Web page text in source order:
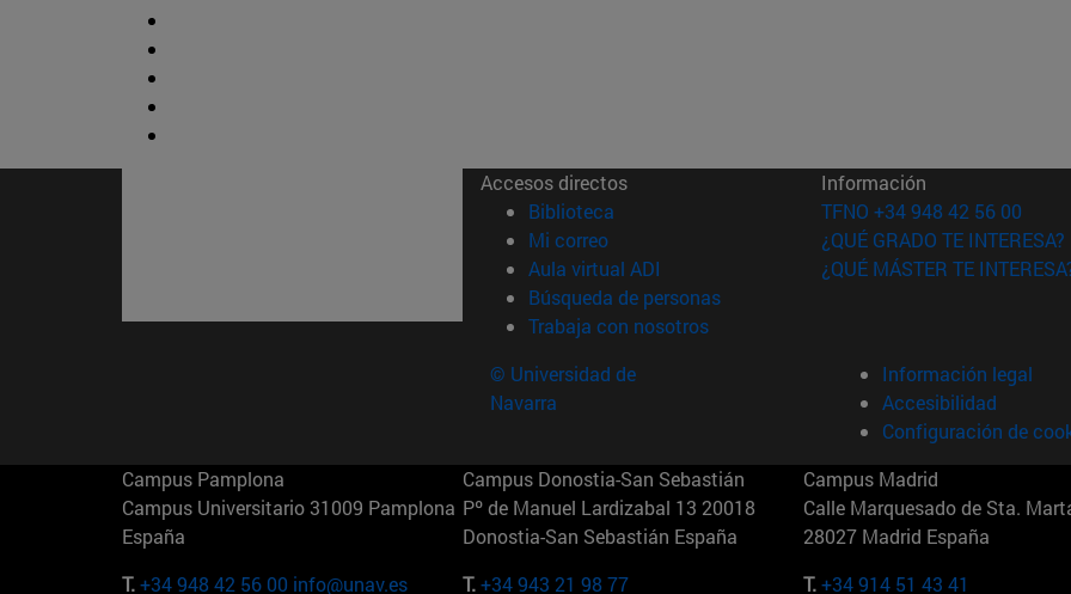
Accesos directos
Biblioteca (abre en nueva ventana)
Mi correo(abre en nueva ventana)
Aula virtual ADI (abre en nueva ventana)
Búsqueda de personas(abre en nueva ventana)
Trabaja con nosotros(abre en nueva ventana)
Información
TFNO +34 948 42 56 00
¿QUÉ GRADO TE INTERESA?
¿QUÉ MÁSTER TE
© Universidad de
Navarra
Información legal
Accesibilidad
Configuración de
Campus Pamplona
Campus Universitario 31009 Pamplona
España
T.+34 948 42 56 00 info@unav.es
Campus Donostia-San Sebastián
Pº de Manuel Lardizabal 13 20018
Donostia-San Sebastián España
T.+34 943 21 98 77
Campus Madrid
Calle Marquesado de Sta.
28027 Madrid España
T.+34 914 51 43 41